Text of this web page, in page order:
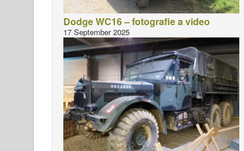
Dodge WC16 – fotografie a video
17 September 2025